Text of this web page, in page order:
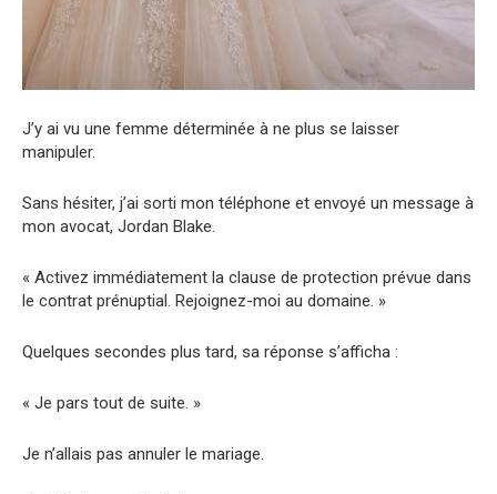
J’y ai vu une femme déterminée à ne plus se laisser
manipuler.
Sans hésiter, j’ai sorti mon téléphone et envoyé un message à
mon avocat, Jordan Blake.
« Activez immédiatement la clause de protection prévue dans
le contrat prénuptial. Rejoignez-moi au domaine. »
Quelques secondes plus tard, sa réponse s’afficha :
« Je pars tout de suite. »
Je n’allais pas annuler le mariage.